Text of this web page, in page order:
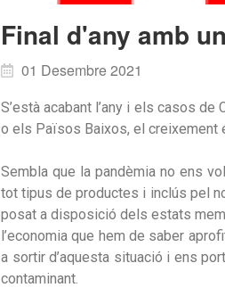
Final d'any amb
01 Desembre 2021
S’està acabant l’any i els casos
o els Països Baixos, el creixement
Sembla que la pandèmia no ens
tot tipus de productes i inclús pel
posat a disposició dels estats
l’economia que hem de saber
a sortir d’aquesta situació i ens
contaminant.